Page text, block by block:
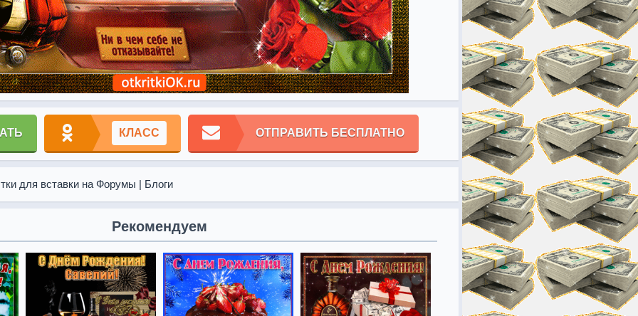
КЛАСС ОТПРАВИТЬ БЕСПЛАТНО
для вставки на Форумы | Блоги
Рекомендуем